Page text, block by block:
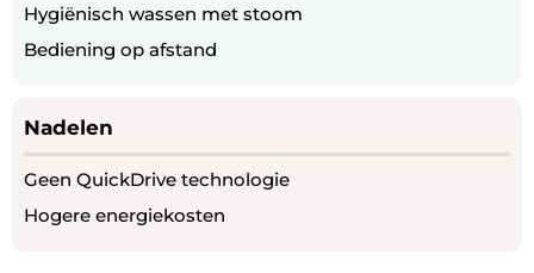
Hygiënisch wassen met stoom
Bediening op afstand
Nadelen
Geen QuickDrive technologie
Hogere energiekosten